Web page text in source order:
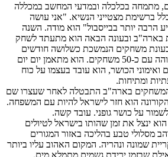
מתמחה בכלכלה ובמדעי המחשב במכללה
ברשימת מצטייני הנשיא. "אני עושה
הרבה יותר בבייסבול" הוא מודה. השנה
בארה"ב ובעונה הבאה הוא מתעתד לשחק
בעונת משחקים הנמשכת כשלושה חודשים
ומתנהלת באינטנסיביות גבוהה עם כ-50 משחקים. הוא מתאמן יום יום
ואימוני הכושר, הוא עובד בעצמו על כוח
ומתיחות.
המשחקים בארה"ב התבטלה לאחר שעצרו שם
הוא חזר לישראל להיות עם המשפחה.
על כושר גופני. עובד קשה.
ינצל את זמן שהותו בישראל לטיולים
מסלולי טבע בהליכה באזור המגורים
שמונה ונהריה. המקום האהוב עליו ביותר
שבזמן ירידת גשמים מתמלא מים.